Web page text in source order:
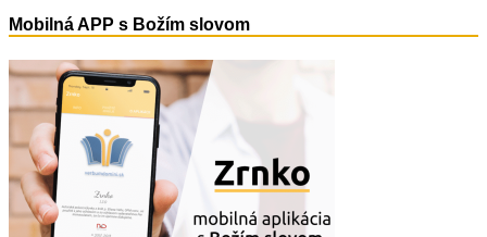
Mobilná APP s Božím slovom